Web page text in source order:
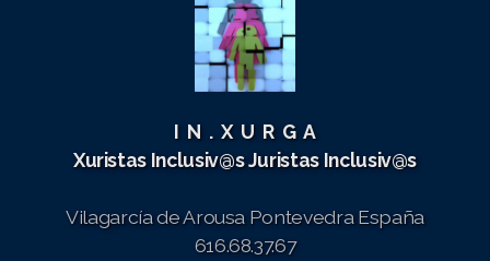
I N . X U R G A
Xuristas Inclusiv@sJuristas Inclusiv@s
Vilagarcía de Arousa Pontevedra España
616.68.37.67